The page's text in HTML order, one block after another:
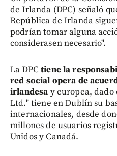
de Irlanda (DPC) señaló
República de Irlanda
podrían tomar alguna
considerasen necesario".
La DPCtiene la
red social opera de
irlandesa y europea,
Ltd." tiene en Dublín su
internacionales, desde
millones de usuarios
Unidos y Canadá.